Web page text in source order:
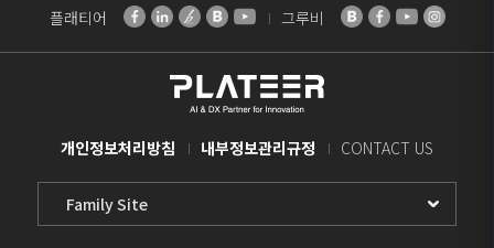
플래티어 그루비
개인정보처리방침 내부정보관리규정 CONTACT US